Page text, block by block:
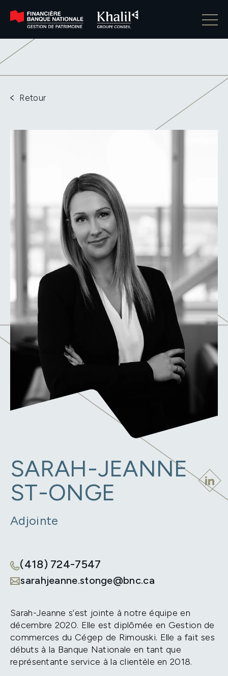
Retour
SARAH-JEANNE
ST-ONGE
Adjointe
(418) 724-7547
sarahjeanne.stonge@bnc.ca
Sarah-Jeanne s’est jointe à notre équipe en
décembre 2020. Elle est diplômée en Gestion de
commerces du Cégep de Rimouski. Elle a fait ses
débuts à la Banque Nationale en tant que
représentante service à la clientèle en 2018.